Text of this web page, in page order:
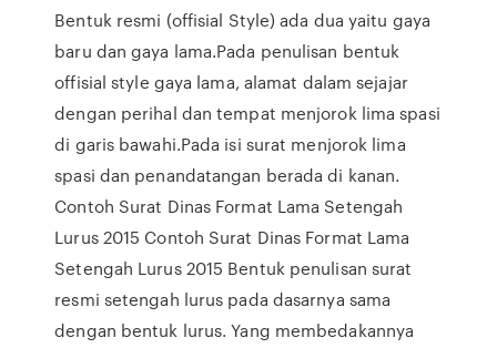
Bentuk resmi (offisial Style) ada dua yaitu gaya
baru dan gaya lama.Pada penulisan bentuk
offisial style gaya lama, alamat dalam sejajar
dengan perihal dan tempat menjorok lima spasi
di garis bawahi.Pada isi surat menjorok lima
spasi dan penandatangan berada di kanan.
Contoh Surat Dinas Format Lama Setengah
Lurus 2015 Contoh Surat Dinas Format Lama
Setengah Lurus 2015 Bentuk penulisan surat
resmi setengah lurus pada dasarnya sama
dengan bentuk lurus. Yang membedakannya